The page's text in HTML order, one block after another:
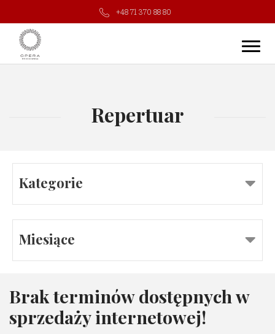
+48 71 370 88 80
Repertuar
Kategorie
Miesiące
Brak terminów dostępnych w
sprzedaży internetowej!